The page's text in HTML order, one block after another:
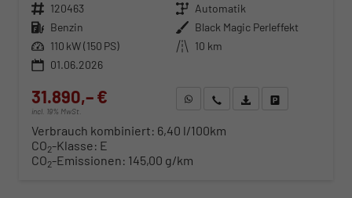
Fahrzeugnr. 120463 Getriebe Automatik
Kraftstoff Benzin Außenfarbe Black Magic Perleffekt
Leistung 110 kW (150 PS) Kilometerstand 10 km
01.06.2026
31.890,– €
incl. 19% MwSt.
WhatsApp anfragen
Wir rufen Sie anFahrzeugexposé (PDF)
Verbrauch kombiniert: 6,40 l/100km
CO2-Klasse: E
CO2-Emissionen: 145,00 g/km